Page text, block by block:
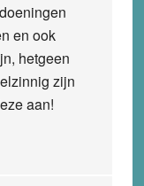
en ook
hetgeen
zijn
aan!